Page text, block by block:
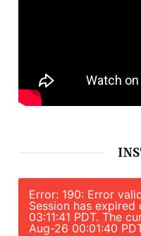
Error: 190: Error
Session has expired
03:11:41 PDT. The
Aug-26 00:01:40